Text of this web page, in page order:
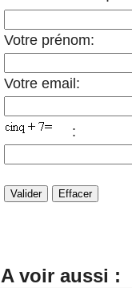
Votre prénom:
Votre email:
:
A voir aussi :